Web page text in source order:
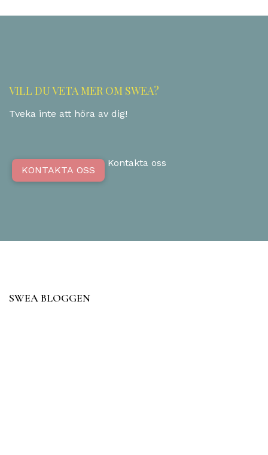
VILL DU VETA MER OM SWEA?
Tveka inte att höra av dig!
KONTAKTA OSS
Kontakta oss
SWEA BLOGGEN